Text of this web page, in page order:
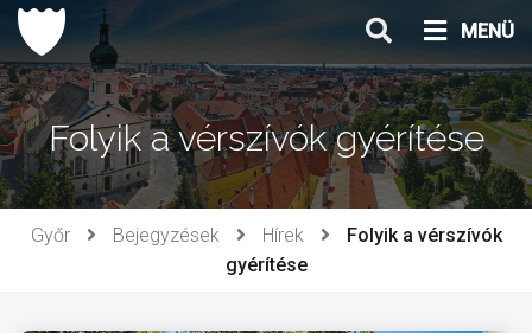
Ugrás
tartalomhoz
MENÜ
Folyik a vérszívók gyérítése
Győr Bejegyzések Hírek
Folyik a vérszívók
gyérítése